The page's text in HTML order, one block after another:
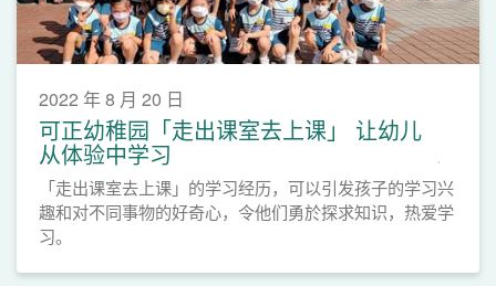
2022 年 8 月 20 日
可正幼稚园「走出课室去上课」 让幼儿
从体验中学习
「走出课室去上课」的学习经历，可以引发孩子的学习兴
趣和对不同事物的好奇心，令他们勇於探求知识，热爱学
习。